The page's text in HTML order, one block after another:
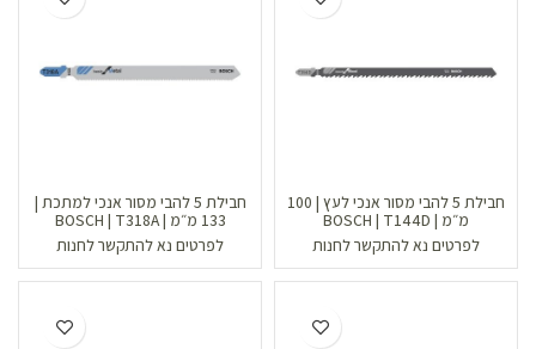
חבילת 5 להבי מסור אנכי לעץ | 100
מ״מ | BOSCH | T144D
לפרטים נא להתקשר לחנות
חבילת 5 להבי מסור אנכי למתכת |
133 מ״מ | BOSCH | T318A
לפרטים נא להתקשר לחנות